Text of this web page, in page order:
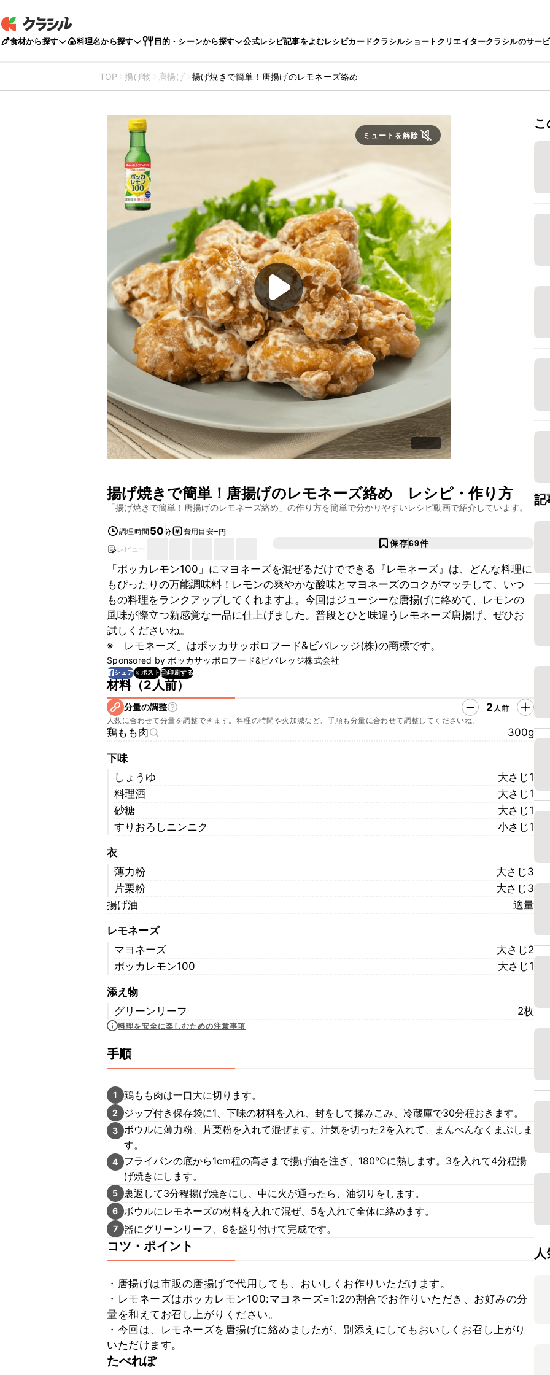
食材から探す 料理名から探す 目的・シーンから探す 公式レシピ記事をよむレシピカードクラシルショートクリエイタークラシルのサー
TOP 揚げ物 唐揚げ 揚げ焼きで簡単！唐揚げのレモネーズ絡め
ミュートを解除
揚げ焼きで簡単！唐揚げのレモネーズ絡め レシピ・作り方
「揚げ焼きで簡単！唐揚げのレモネーズ絡め 」の作り方を簡単で分かりやすいレシピ動画で紹介しています。
調理時間 50分 費用目安-円
レビュー
保存69件
「ポッカレモン100」にマヨネーズを混ぜるだけでできる『レモネーズ』は、どんな料理に
もぴったりの万能調味料！レモンの爽やかな酸味とマヨネーズのコクがマッチして、いつ
もの料理をランクアップしてくれますよ。今回はジューシーな唐揚げに絡めて、レモンの
風味が際立つ新感覚な一品に仕上げました。普段とひと味違うレモネーズ唐揚げ、ぜひお
試しくださいね。
※「レモネーズ」はポッカサッポロフード&ビバレッジ(株)の商標です。
Sponsored by ポッカサッポロフード&ビバレッジ株式会社
シェア ポスト 印刷する
材料（2人前）
分量の調整 2 人前
人数に合わせて分量を調整できます。料理の時間や火加減など、手順も分量に合わせて調整してくださいね。
鶏もも肉 300g
下味
しょうゆ
大さじ1
料理酒
大さじ1
砂糖
大さじ1
すりおろしニンニク
小さじ1
衣
薄力粉
大さじ3
片栗粉
大さじ3
揚げ油
適量
レモネーズ
マヨネーズ
大さじ2
ポッカレモン100
大さじ1
添え物
グリーンリーフ
2枚
料理を安全に楽しむための注意事項
手順
1 鶏もも肉は一口大に切ります。
2 ジップ付き保存袋に1、下味の材料を入れ、封をして揉みこみ、冷蔵庫で30分程おきます。
3 ボウルに薄力粉、片栗粉を入れて混ぜます。汁気を切った2を入れて、まんべんなくまぶしま
す。
4
フライパンの底から1cm程の高さまで揚げ油を注ぎ、180℃に熱します。3を入れて4分程揚
げ焼きにします。
5 裏返して3分程揚げ焼きにし、中に火が通ったら、油切りをします。
6 ボウルにレモネーズの材料を入れて混ぜ、5を入れて全体に絡めます。
7 器にグリーンリーフ、6を盛り付けて完成です。
コツ・ポイント
・唐揚げは市販の唐揚げで代用しても、おいしくお作りいただけます。
・レモネーズはポッカレモン100:マヨネーズ=1:2の割合でお作りいただき、お好みの分
量を和えてお召し上がりください。
・今回は、レモネーズを唐揚げに絡めましたが、別添えにしてもおいしくお召し上がり
いただけます。
たべれぽ
記